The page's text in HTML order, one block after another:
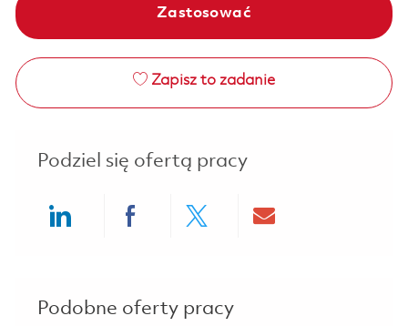
Zastosować
Zapisz to zadanie
Podziel się ofertą pracy
Podobne oferty pracy